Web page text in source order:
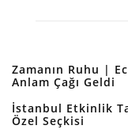
Zamanın Ruhu |
Anlam Çağı Geldi
İstanbul Etkinlik
Özel Seçkisi